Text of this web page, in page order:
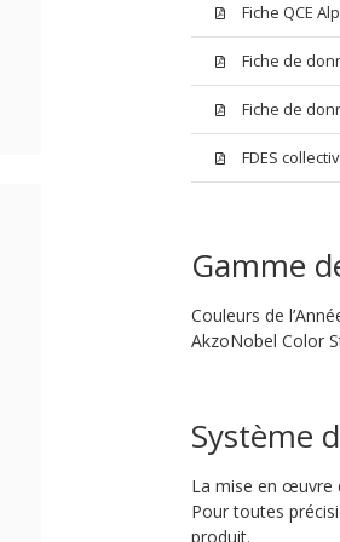
Fiche QCE
Fiche de
Fiche de
FDES
Gamme
Couleurs de
AkzoNobel Color
Système
La mise en œuvre
Pour toutes
produit.